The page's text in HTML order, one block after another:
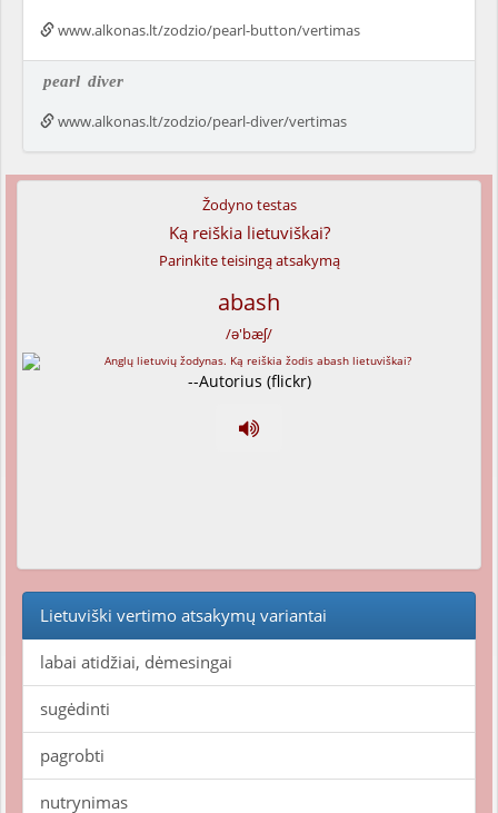
www.alkonas.lt/zodzio/pearl-button/vertimas
pearl diver
www.alkonas.lt/zodzio/pearl-diver/vertimas
Žodyno testas
Ką reiškia lietuviškai?
Parinkite teisingą atsakymą
abash
/ə'bæʃ/
--Autorius (flickr)
Lietuviški vertimo atsakymų variantai
labai atidžiai, dėmesingai
sugėdinti
pagrobti
nutrynimas